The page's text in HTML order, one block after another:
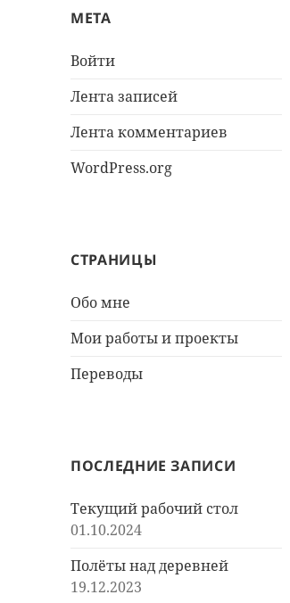
МЕТА
Войти
Лента записей
Лента комментариев
WordPress.org
СТРАНИЦЫ
Обо мне
Мои работы и проекты
Переводы
ПОСЛЕДНИЕ ЗАПИСИ
Текущий рабочий стол
01.10.2024
Полёты над деревней
19.12.2023